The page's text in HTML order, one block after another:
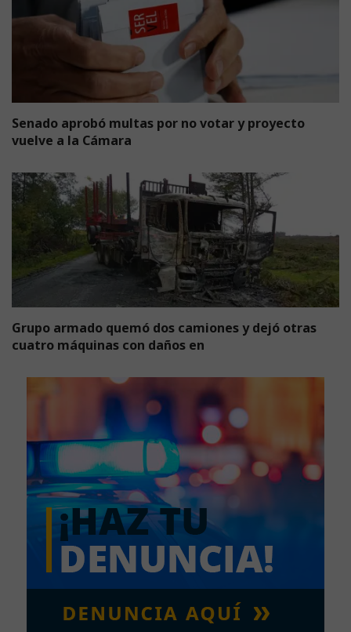
Senado aprobó multas por no votar y proyecto
vuelve a la Cámara
Grupo armado quemó dos camiones y dejó otras
cuatro máquinas con daños en